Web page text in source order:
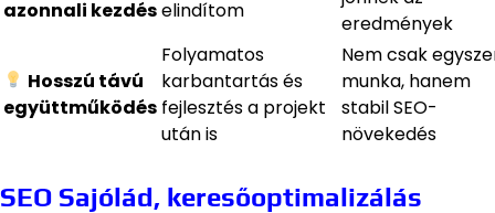
azonnali kezdéselindítom
eredmények
Hosszú távú
együttműködés
Folyamatos
karbantartás és
fejlesztés a projekt
után is
Nem csak
munka, hanem
stabil SEO-
növekedés
SEO Sajólád, keresőoptimalizálás